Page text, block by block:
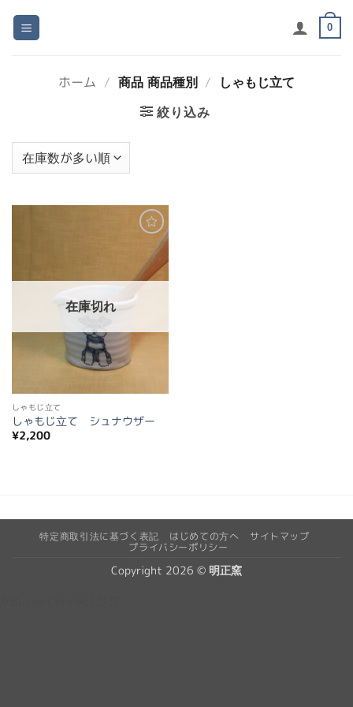
0
ホーム / 商品 商品種別 /
しゃもじ立て
絞り込み
お気
に入
りに
追加
在庫切れ
しゃもじ立て
しゃもじ立て シュナウザー
¥2,200
特定商取引法に基づく表記 はじめての方へ
サイトマップ
プライバシーポリシー
Copyright 2026 © 明正窯